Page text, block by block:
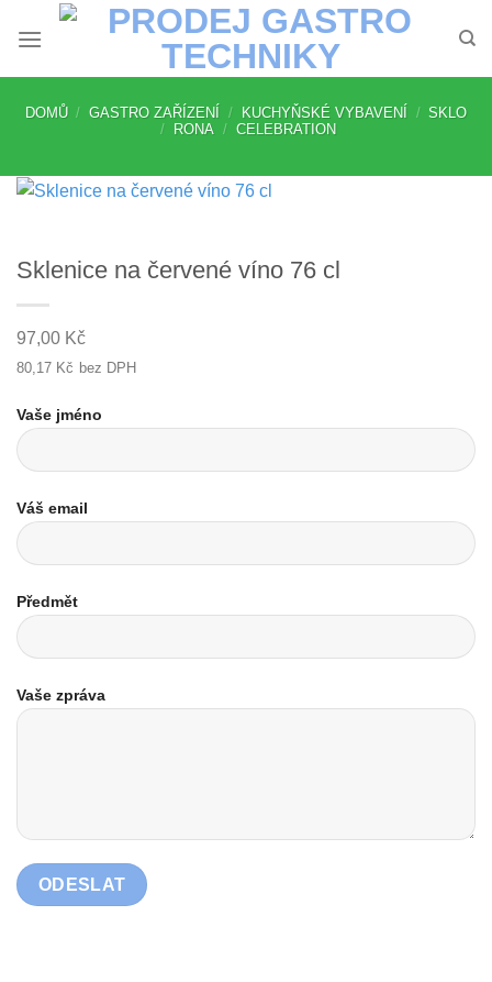
Přeskočit
DOMŮ / GASTRO ZAŘÍZENÍ / KUCHYŇSKÉ VYBAVENÍ / SKLO
/
RONA / CELEBRATION
Sklenice na červené víno 76 cl
97,00 Kč
80,17 Kč bez DPH
Vaše jméno
Váš email
Předmět
Vaše zpráva